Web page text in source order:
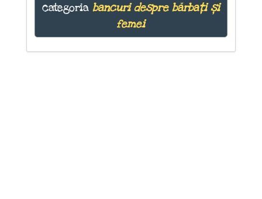
categoria bancuri despre bărbați și
femei